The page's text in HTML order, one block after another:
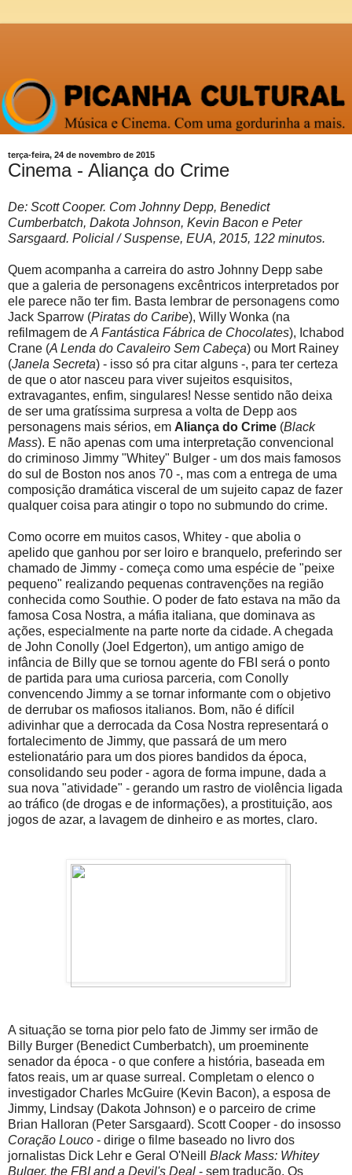
terça-feira, 24 de novembro de 2015
Cinema - Aliança do Crime
De: Scott Cooper. Com Johnny Depp, Benedict
Cumberbatch, Dakota Johnson, Kevin Bacon e Peter
Sarsgaard. Policial / Suspense, EUA, 2015, 122 minutos.
Quem acompanha a carreira do astro Johnny Depp sabe
que a galeria de personagens excêntricos interpretados por
ele parece não ter fim. Basta lembrar de personagens como
Jack Sparrow (Piratas do Caribe), Willy Wonka (na
refilmagem de A Fantástica Fábrica de Chocolates), Ichabod
Crane (A Lenda do Cavaleiro Sem Cabeça) ou Mort Rainey
(Janela Secreta) - isso só pra citar alguns -, para ter certeza
de que o ator nasceu para viver sujeitos esquisitos,
extravagantes, enfim, singulares! Nesse sentido não deixa
de ser uma gratíssima surpresa a volta de Depp aos
personagens mais sérios, em Aliança do Crime (Black
Mass). E não apenas com uma interpretação convencional
do criminoso Jimmy "Whitey" Bulger - um dos mais famosos
do sul de Boston nos anos 70 -, mas com a entrega de uma
composição dramática visceral de um sujeito capaz de fazer
qualquer coisa para atingir o topo no submundo do crime.
Como ocorre em muitos casos, Whitey - que abolia o
apelido que ganhou por ser loiro e branquelo, preferindo ser
chamado de Jimmy - começa como uma espécie de "peixe
pequeno" realizando pequenas contravenções na região
conhecida como Southie. O poder de fato estava na mão da
famosa Cosa Nostra, a máfia italiana, que dominava as
ações, especialmente na parte norte da cidade. A chegada
de John Conolly (Joel Edgerton), um antigo amigo de
infância de Billy que se tornou agente do FBI será o ponto
de partida para uma curiosa parceria, com Conolly
convencendo Jimmy a se tornar informante com o objetivo
de derrubar os mafiosos italianos. Bom, não é difícil
adivinhar que a derrocada da Cosa Nostra representará o
fortalecimento de Jimmy, que passará de um mero
estelionatário para um dos piores bandidos da época,
consolidando seu poder - agora de forma impune, dada a
sua nova "atividade" - gerando um rastro de violência ligada
ao tráfico (de drogas e de informações), a prostituição, aos
jogos de azar, a lavagem de dinheiro e as mortes, claro.
A situação se torna pior pelo fato de Jimmy ser irmão de
Billy Burger (Benedict Cumberbatch), um proeminente
senador da época - o que confere a história, baseada em
fatos reais, um ar quase surreal. Completam o elenco o
investigador Charles McGuire (Kevin Bacon), a esposa de
Jimmy, Lindsay (Dakota Johnson) e o parceiro de crime
Brian Halloran (Peter Sarsgaard). Scott Cooper - do insosso
Coração Louco - dirige o filme baseado no livro dos
jornalistas Dick Lehr e Geral O'Neill Black Mass: Whitey
Bulger, the FBI and a Devil's Deal - sem tradução. Os